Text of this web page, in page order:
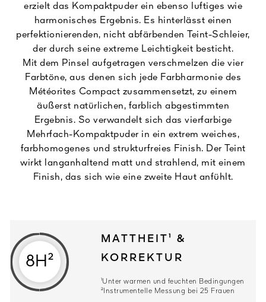
erzielt das Kompaktpuder ein ebenso luftiges wie
harmonisches Ergebnis. Es hinterlässt einen
perfektionierenden, nicht abfärbenden Teint-Schleier,
der durch seine extreme Leichtigkeit besticht.
Mit dem Pinsel aufgetragen verschmelzen die vier
Farbtöne, aus denen sich jede Farbharmonie des
Météorites Compact zusammensetzt, zu einem
äußerst natürlichen, farblich abgestimmten
Ergebnis. So verwandelt sich das vierfarbige
Mehrfach-Kompaktpuder in ein extrem weiches,
farbhomogenes und strukturfreies Finish. Der Teint
wirkt langanhaltend matt und strahlend, mit einem
Finish, das sich wie eine zweite Haut anfühlt.
8H²
MATTHEIT¹ &
KORREKTUR
¹Unter warmen und feuchten Bedingungen
²Instrumentelle Messung bei 25 Frauen